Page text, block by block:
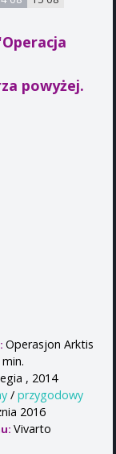
powyżej.
Operasjon Arktis
, 2014
/ przygodowy
2016
Vivarto